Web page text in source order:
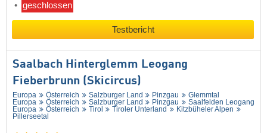
geschlossen
Testbericht
Saalbach Hinterglemm Leogang
Fieberbrunn (Skicircus)
Europa Österreich Salzburger Land Pinzgau
Glemmtal
Europa
Österreich Salzburger Land Pinzgau
Saalfelden Leogang
Europa
Österreich Tirol Tiroler Unterland
Kitzbüheler Alpen
Pillerseetal